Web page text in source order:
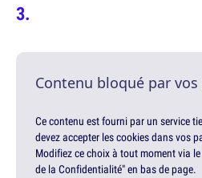
Contenu bloqué par
Ce contenu est fourni par un service
devez accepter les cookies dans vos
Modifiez ce choix à tout moment via
de la Confidentialité" en bas de page.